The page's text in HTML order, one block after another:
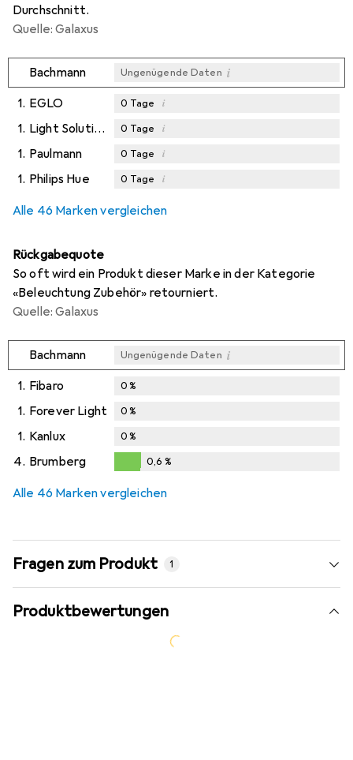
Durchschnitt.
Quelle: Galaxus
Bachmann Ungenügende Daten i
1. EGLO 0 Tage i
1. Light Solutions 0 Tage i
1. Paulmann 0 Tage i
1. Philips Hue 0 Tage i
Alle 46 Marken vergleichen
Rückgabequote
So oft wird ein Produkt dieser Marke in der Kategorie
«Beleuchtung Zubehör» retourniert.
Quelle: Galaxus
Bachmann Ungenügende Daten i
1. Fibaro 0%
1. Forever Light 0%
1. Kanlux 0%
4. Brumberg 0,6 %
Alle 46 Marken vergleichen
Fragen zum Produkt 1
Produktbewertungen